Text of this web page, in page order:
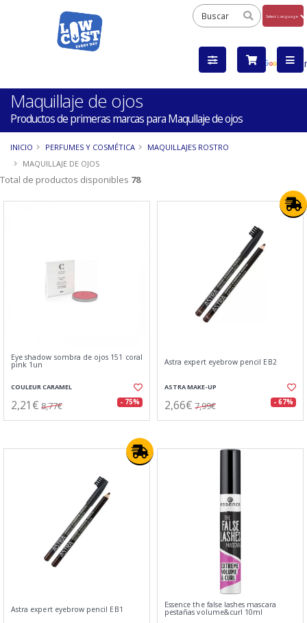
by
Maquillaje de ojos
Productos de primeras marcas para Maqullaje de ojos
INICIO PERFUMES Y COSMÉTICA
MAQUILLAJES ROSTRO
MAQUILLAJE DE OJOS
Total de productos disponibles 78
Eye shadow sombra de ojos 151 coral
pink 1un
COULEUR CARAMEL
2,21€ 8,77€ - 75%
Astra expert eyebrow pencil EB2
ASTRA MAKE-UP
2,66€ 7,99€ - 67%
Astra expert eyebrow pencil EB1 Essence the false lashes mascara
pestañas volume&curl 10ml